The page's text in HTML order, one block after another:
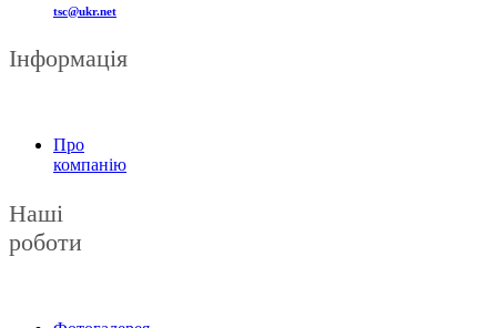
tsc@ukr.net
Інформація
Про
компанію
Наші
роботи